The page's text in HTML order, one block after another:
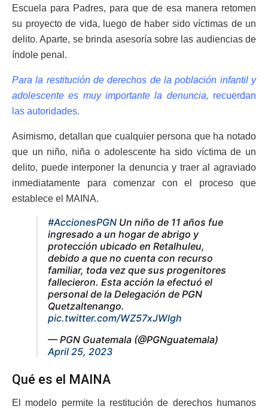
Escuela para Padres, para que de esa manera retomen
su proyecto de vida, luego de haber sido víctimas de un
delito. Aparte, se brinda asesoría sobre las audiencias de
índole penal.
Para la restitución de derechos de la población infantil y
adolescente es muy importante la denuncia, recuerdan
las autoridades.
Asimismo, detallan que cualquier persona que ha notado
que un niño, niña o adolescente ha sido víctima de un
delito, puede interponer la denuncia y traer al agraviado
inmediatamente para comenzar con el proceso que
establece el MAINA.
#AccionesPGN Un niño de 11 años fue
ingresado a un hogar de abrigo y
protección ubicado en Retalhuleu,
debido a que no cuenta con recurso
familiar, toda vez que sus progenitores
fallecieron. Esta acción la efectuó el
personal de la Delegación de PGN
Quetzaltenango.
pic.twitter.com/WZ57xJWlgh
— PGN Guatemala (@PGNguatemala)
April 25, 2023
Qué es el MAINA
El modelo permite la restitución de derechos humanos